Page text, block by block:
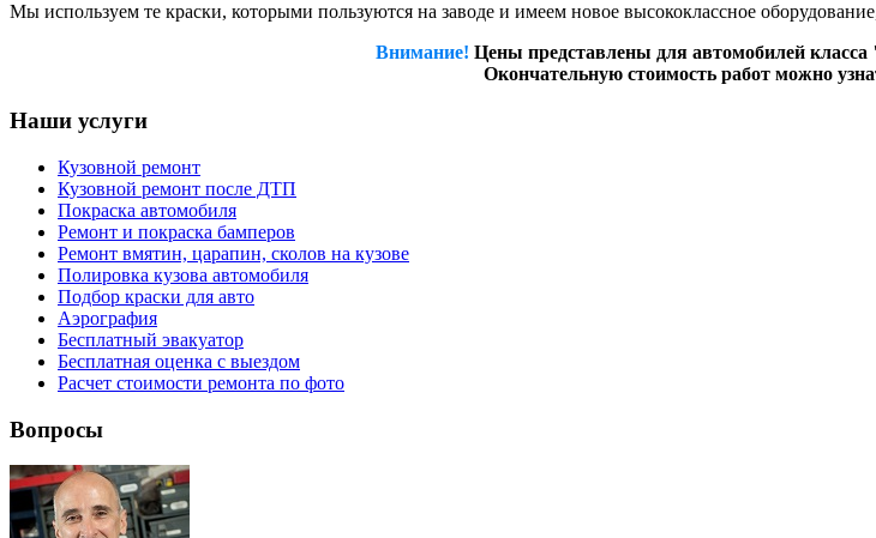
Мы используем те краски, которыми пользуются на заводе и имеем новое высококлассное
Внимание! Цены представлены для автомобилей
Окончательную стоимость работ можно
Наши услуги
Кузовной ремонт
Кузовной ремонт после ДТП
Покраска автомобиля
Ремонт и покраска бамперов
Ремонт вмятин, царапин, сколов на кузове
Полировка кузова автомобиля
Подбор краски для авто
Аэрография
Бесплатный эвакуатор
Бесплатная оценка с выездом
Расчет стоимости ремонта по фото
Вопросы